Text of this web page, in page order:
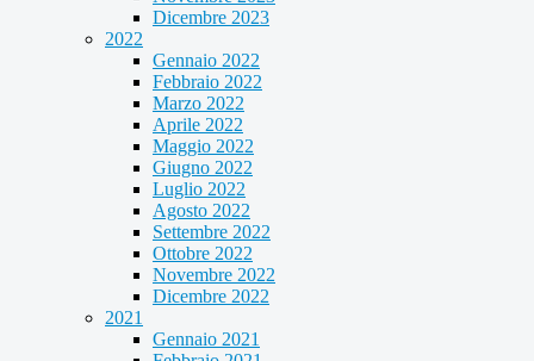
Dicembre 2023
2022
Gennaio 2022
Febbraio 2022
Marzo 2022
Aprile 2022
Maggio 2022
Giugno 2022
Luglio 2022
Agosto 2022
Settembre 2022
Ottobre 2022
Novembre 2022
Dicembre 2022
2021
Gennaio 2021